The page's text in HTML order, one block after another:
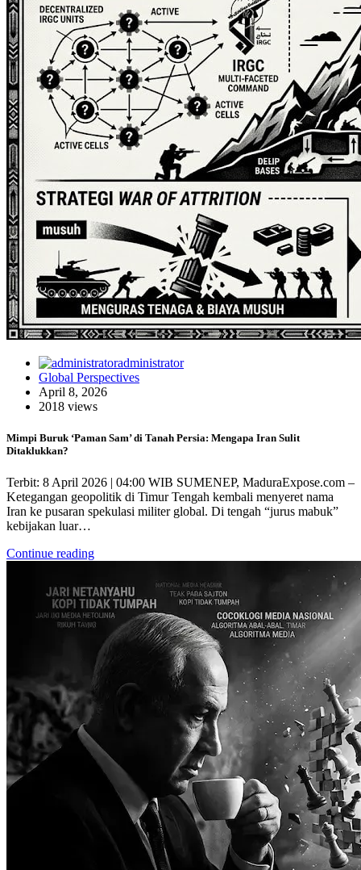
administrator
Global Perspectives
April 8, 2026
2018 views
Mimpi Buruk ‘Paman Sam’ di Tanah Persia: Mengapa Iran Sulit
Ditaklukkan?
Terbit: 8 April 2026 | 04:00 WIB SUMENEP, MaduraExpose.com –
Ketegangan geopolitik di Timur Tengah kembali menyeret nama
Iran ke pusaran spekulasi militer global. Di tengah “jurus mabuk”
kebijakan luar…
Continue reading